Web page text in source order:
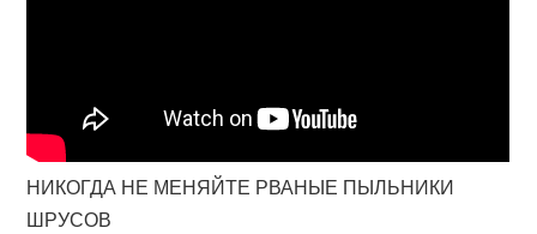
НИКОГДА НЕ МЕНЯЙТЕ РВАНЫЕ ПЫЛЬНИКИ
ШРУСОВ